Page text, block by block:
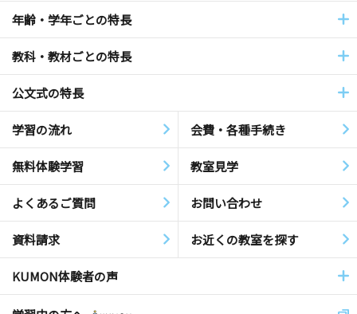
年齢・学年ごとの特長
教科・教材ごとの特長
公文式の特長
学習の流れ 会費・各種手続き
無料体験学習 教室見学
よくあるご質問 お問い合わせ
資料請求 お近くの教室を探す
KUMON体験者の声